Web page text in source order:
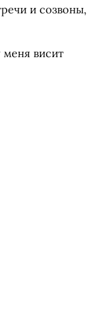
и созвоны,
меня висит